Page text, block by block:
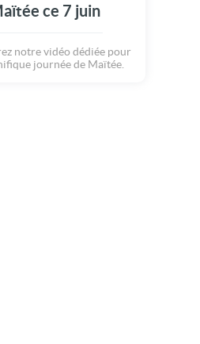
ce 7 juin
notre vidéo dédiée pour
journée de Maïtée.